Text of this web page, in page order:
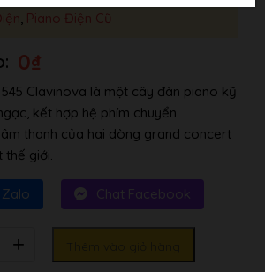
Piano Điện Cũ
0₫
Clavinova là một cây đàn piano kỹ
kết hợp hệ phím chuyển
thanh của hai dòng grand concert
giới.
Chat Facebook